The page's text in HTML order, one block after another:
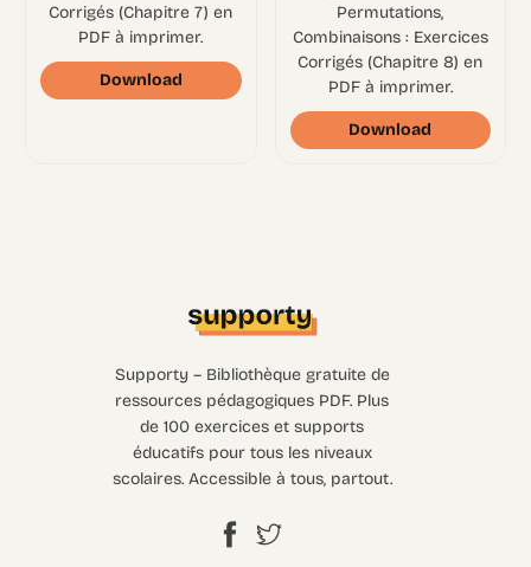
Corrigés (Chapitre 7) en
PDF à imprimer.
Download
Permutations,
Combinaisons : Exercices
Corrigés (Chapitre 8) en
PDF à imprimer.
Download
Supporty – Bibliothèque gratuite de
ressources pédagogiques PDF. Plus
de 100 exercices et supports
éducatifs pour tous les niveaux
scolaires. Accessible à tous, partout.